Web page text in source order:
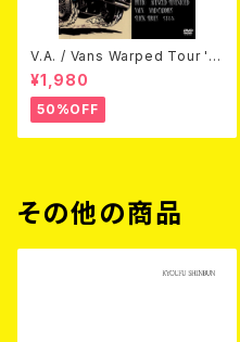
V.A. / Vans Warped Tour '0
3 (DVD)
¥1,980
50%OFF
その他の商品